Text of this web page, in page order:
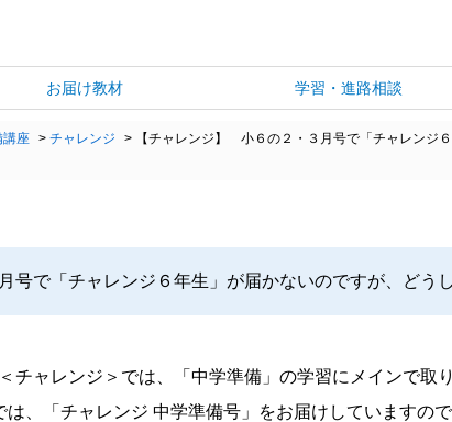
お届け教材 学習・進路相談
講座 > チャレンジ >
【チャレンジ】 小６の２・３月号で「チャレンジ
号で「チャレンジ６年生」が届かないのですが、どう
チャレンジ＞では、「中学準備」の学習にメインで取
は、「チャレンジ 中学準備号」をお届けしていますの